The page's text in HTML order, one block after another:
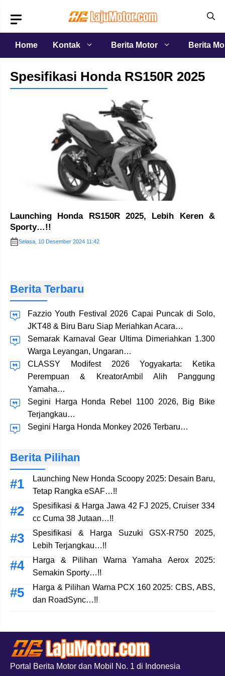
isi
Home
Kontak Berita Motor Berita
Spesifikasi Honda RS150R 2025
Launching Honda RS150R 2025, Lebih Keren &
Sporty…!!
Selasa, 10 Desember 2024 11:42
Berita Terbaru
Fazzio Youth Festival 2026 Capai Puncak di Solo,
JKT48 & Biru Baru Siap Meriahkan Acara…
Semarak Karnaval Gear Ultima Dimeriahkan 1.300
Warga Leyangan, Ungaran…
CLASSY Modifest 2026 Yogyakarta: Ketika
Perempuan & KreatorAmbil Alih Panggung
Yamaha…
Segini Harga Honda Rebel 1100 2026, Big Bike
Terjangkau…
Segini Harga Honda Monkey 2026 Terbaru…
Berita Pilihan
Launching New Honda Scoopy 2025: Desain Baru,
Tetap Rangka eSAF…!!
Spesifikasi & Harga Jawa 42 FJ 2025, Cruiser 334
cc Cuma 38 Jutaan…!!
Spesifikasi & Harga Suzuki GSX-R750 2025,
Lebih Terjangkau…!!
Harga & Pilihan Warna Yamaha Aerox 2025:
Semakin Sporty…!!
Harga & Pilihan Warna PCX 160 2025: CBS, ABS,
dan RoadSync…!!
Portal Berita Motor dan Mobil No. 1 di Indonesia